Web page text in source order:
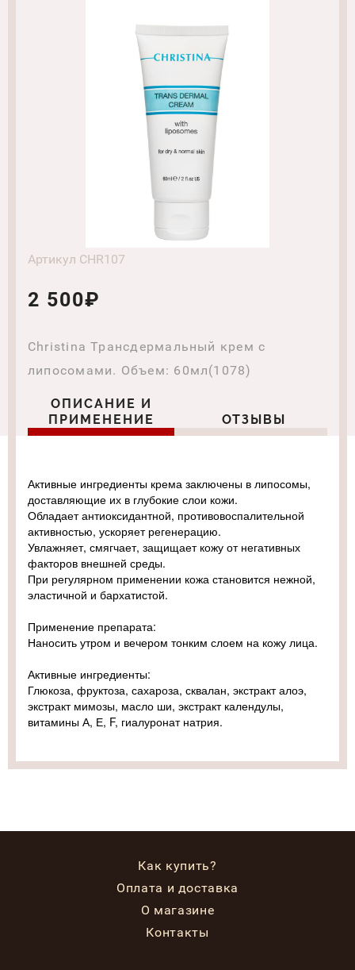
Артикул СHR107
2 500₽
Christina Трансдермальный крем с
липосомами. Объем: 60мл(1078)
ОПИСАНИЕ И
ПРИМЕНЕНИЕ
ОТЗЫВЫ
Активные ингредиенты крема заключены в липосомы,
доставляющие их в глубокие слои кожи.
Обладает антиоксидантной, противовоспалительной
активностью, ускоряет регенерацию.
Увлажняет, смягчает, защищает кожу от негативных
факторов внешней среды.
При регулярном применении кожа становится нежной,
эластичной и бархатистой.
Применение препарата:
Наносить утром и вечером тонким слоем на кожу лица.
Активные ингредиенты:
Глюкоза, фруктоза, сахароза, сквалан, экстракт алоэ,
экстракт мимозы, масло ши, экстракт календулы,
витамины А, Е, F, гиалуронат натрия.
Как купить?
Оплата и доставка
О магазине
Контакты